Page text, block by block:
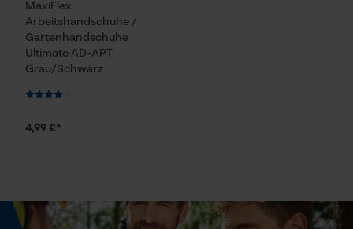
MaxiFlex
Arbeitshandschuhe /
Gartenhandschuhe
Ultimate AD-APT
Grau/Schwarz
4,99 €*